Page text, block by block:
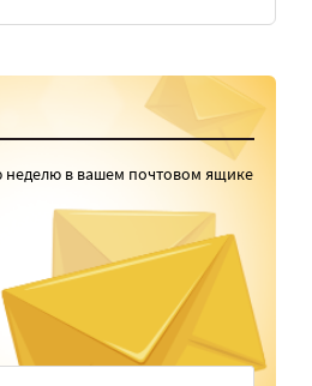
неделю в вашем почтовом ящике